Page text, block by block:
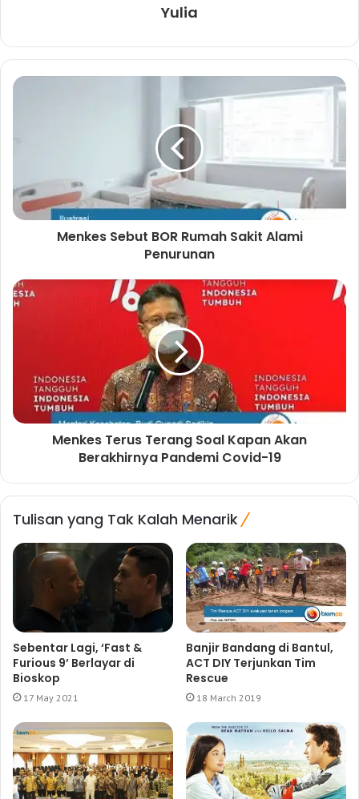
Yulia
Menkes Sebut BOR Rumah Sakit Alami
Penurunan
Menkes Terus Terang Soal Kapan Akan
Berakhirnya Pandemi Covid-19
Tulisan yang Tak Kalah Menarik
Sebentar Lagi, ‘Fast &
Furious 9’ Berlayar di
Bioskop
17 May 2021
Banjir Bandang di Bantul,
ACT DIY Terjunkan Tim
Rescue
18 March 2019